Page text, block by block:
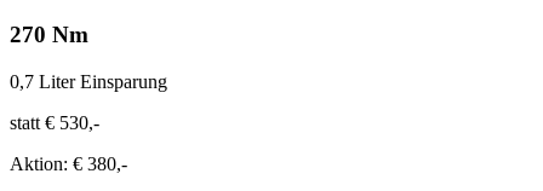
270 Nm
0,7 Liter Einsparung
statt € 530,-
Aktion: € 380,-